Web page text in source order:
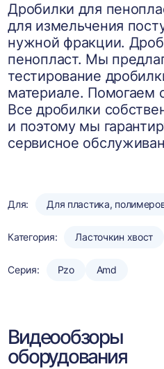
Дробилки для
для измельчения
нужной фракции.
пенопласт. Мы
тестирование
материале. Помогаем
Все дробилки
и поэтому мы
сервисное
Для: Для пластика,
Категория: Ласточкин хвост
Серия: Pzo Amd
Видеообзоры
оборудования